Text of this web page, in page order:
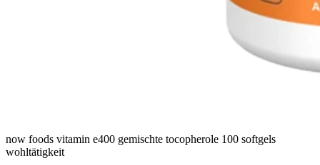
now foods vitamin e400 gemischte tocopherole 100 softgels
wohltätigkeit